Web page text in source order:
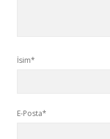
İsim*
E-Posta*